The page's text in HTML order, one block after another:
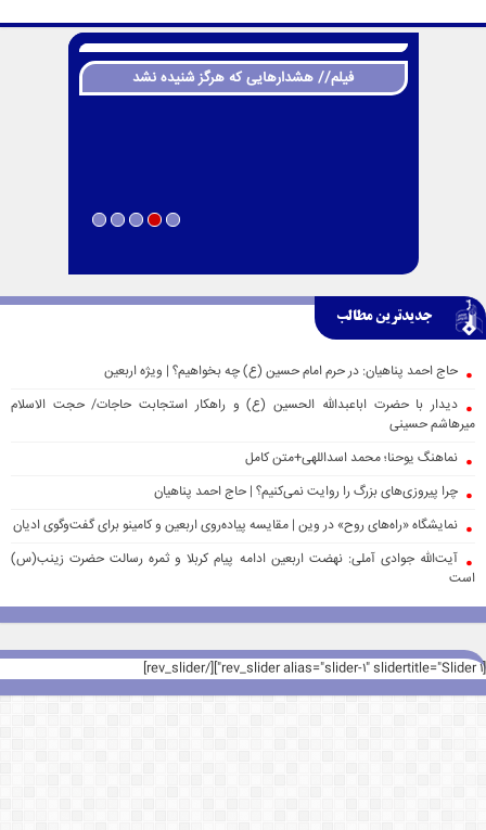
فیلم// هشدارهایی که هرگز شنیده نشد
جدیدترین مطالب
حاج احمد پناهیان: در حرم امام حسین (ع) چه بخواهیم؟ | ویژه اربعین
دیدار با حضرت اباعبدالله الحسین (ع) و راهکار استجابت حاجات/ حجت الاسلام
میرهاشم حسینی
نماهنگ یوحنا؛ محمد اسداللهی+متن کامل
چرا پیروزی‌های بزرگ را روایت نمی‌کنیم؟ | حاج احمد پناهیان
نمایشگاه «راه‌های روح» در وین | مقایسه پیاده‌روی اربعین و کامینو برای گفت‌وگوی ادیان
آیت‌الله جوادی آملی: نهضت اربعین ادامه پیام کربلا و ثمره رسالت حضرت زینب(س)
است
[rev_slider alias="slider-1" slidertitle="Slider 1"][/rev_slider]